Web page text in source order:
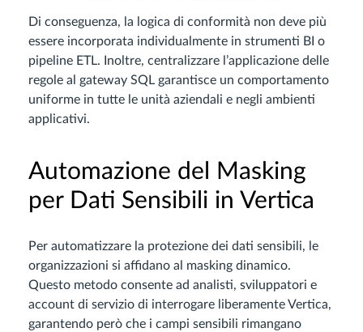
Di conseguenza, la logica di conformità non deve più
essere incorporata individualmente in strumenti BI o
pipeline ETL. Inoltre, centralizzare l’applicazione delle
regole al gateway SQL garantisce un comportamento
uniforme in tutte le unità aziendali e negli ambienti
applicativi.
Automazione del Masking
per Dati Sensibili in Vertica
Per automatizzare la protezione dei dati sensibili, le
organizzazioni si affidano al masking dinamico.
Questo metodo consente ad analisti, sviluppatori e
account di servizio di interrogare liberamente Vertica,
garantendo però che i campi sensibili rimangano